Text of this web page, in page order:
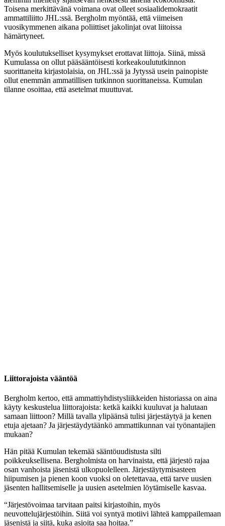
Toisena merkittävänä voimana ovat olleet sosiaalidemokraatit
ammattiliitto JHL:ssä. Bergholm myöntää, että viimeisen
vuosikymmenen aikana poliittiset jakolinjat ovat liitoissa
hämärtyneet.
Myös koulutukselliset kysymykset erottavat liittoja. Siinä, missä
Kumulassa on ollut pääsääntöisesti korkeakoulututkinnon
suorittaneita kirjastolaisia, on JHL:ssä ja Jytyssä usein painopiste
ollut enemmän ammatillisen tutkinnon suorittaneissa. Kumulan
tilanne osoittaa, että asetelmat muuttuvat.
Liittorajoista vääntöä
Bergholm kertoo, että ammattiyhdistysliikkeiden historiassa on aina
käyty keskustelua liittorajoista: ketkä kaikki kuuluvat ja halutaan
samaan liittoon? Millä tavalla ylipäänsä tulisi järjestäytyä ja kenen
etuja ajetaan? Ja järjestäydytäänkö ammattikunnan vai työnantajien
mukaan?
Hän pitää Kumulan tekemää sääntöuudistusta silti
poikkeuksellisena. Bergholmista on harvinaista, että järjestö rajaa
osan vanhoista jäsenistä ulkopuolelleen. Järjestäytymisasteen
hiipumisen ja pienen koon vuoksi on oletettavaa, että tarve uusien
jäsenten hallitsemiselle ja uusien asetelmien löytämiselle kasvaa.
“Järjestövoimaa tarvitaan paitsi kirjastoihin, myös
neuvottelujärjestöihin. Siitä voi syntyä motiivi lähteä kamppailemaan
jäsenistä ja siitä, kuka asioita saa hoitaa.”